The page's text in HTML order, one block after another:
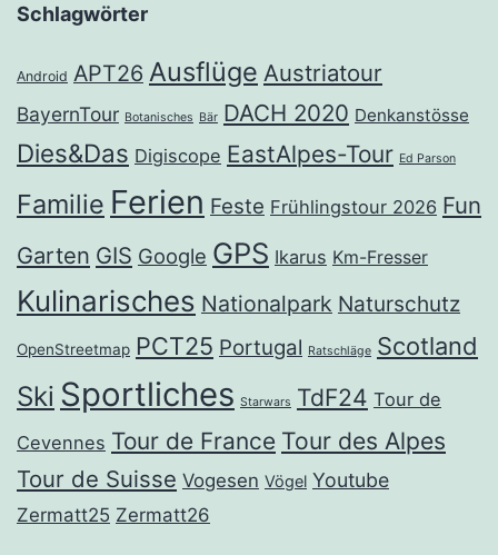
Schlagwörter
Android APT26 Ausflüge Austriatour
BayernTour Botanisches Bär DACH 2020 Denkanstösse
Dies&Das Digiscope EastAlpes-Tour Ed Parson
Familie Ferien Feste Frühlingstour 2026 Fun
Garten GIS Google GPS Ikarus Km-Fresser
Kulinarisches Nationalpark Naturschutz
OpenStreetmap PCT25 Portugal Ratschläge Scotland
Ski Sportliches Starwars TdF24 Tour de
Cevennes Tour de France Tour des Alpes
Tour de Suisse Vogesen Vögel Youtube
Zermatt25 Zermatt26